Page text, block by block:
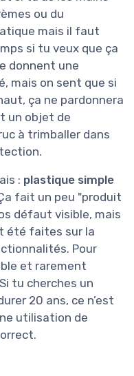
ou du
mais il faut
si tu veux que ça
donnent une
mais on sent que si
ça ne pardonnera
un objet de
à trimballer dans
: plastique simple
fait un peu "produit
défaut visible, mais
été faites sur la
Pour
et rarement
tu cherches un
20 ans, ce n’est
utilisation de